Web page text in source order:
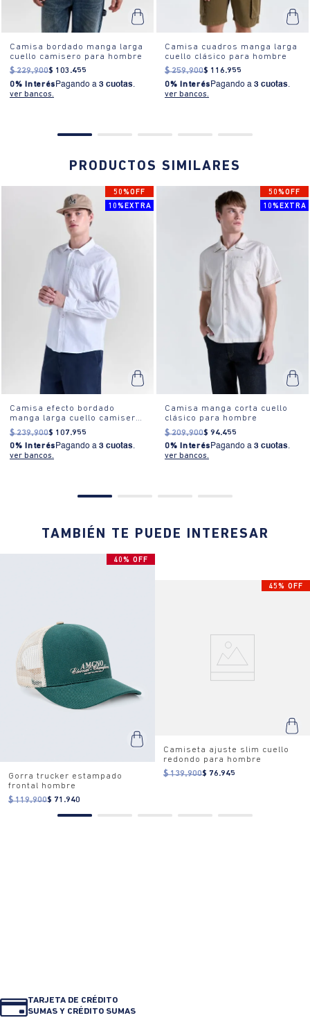
Camisa bordado manga larga
cuello camisero para hombre
$ 229.900$ 103 .455
0% Interés Pagando a 3 cuotas.
ver bancos.
Camisa cuadros manga larga
cuello clásico para hombre
$ 259.900$ 116.955
0% Interés Pagando a 3 cuotas.
ver bancos.
PRODUCTOS SIMILARES
50%OFF
10%EXTRA
Camisa efecto bordado
manga larga cuello camisero
para hombre
$ 239.900$ 107.955
0% InterésPagando a 3 cuotas.
ver bancos.
50%OFF
10%EXTRA
Camisa manga corta cuello
clásico para hombre
$ 209.900$ 94.455
0% InterésPagando a 3 cuotas.
ver bancos.
TAMBIÉN TE PUEDE INTERESAR
40% OFF
Gorra trucker estampado
frontal hombre
$ 119.900$ 71.940
45% OFF
Camiseta ajuste slim cuello
redondo para hombre
$ 139.900$ 76.945
TARJETA DE CRÉDITO
SUMAS Y CRÉDITO SUMAS